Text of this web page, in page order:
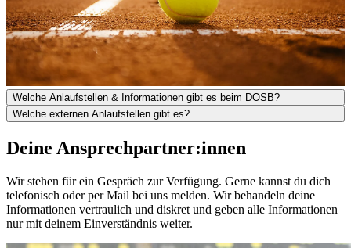
Welche Anlaufstellen & Informationen gibt es beim DOSB?
Welche externen Anlaufstellen gibt es?
Deine Ansprechpartner:innen
Wir stehen für ein Gespräch zur Verfügung. Gerne kannst du dich
telefonisch oder per Mail bei uns melden. Wir behandeln deine
Informationen vertraulich und diskret und geben alle Informationen
nur mit deinem Einverständnis weiter.